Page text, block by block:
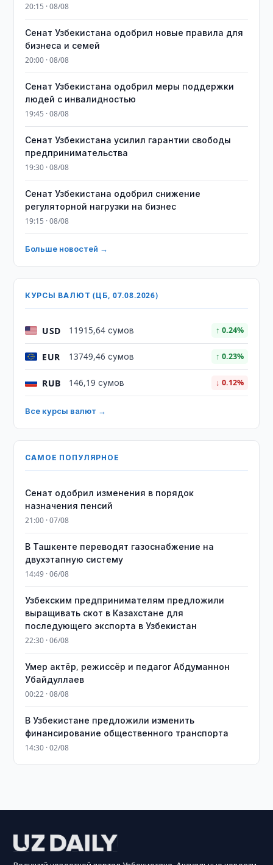
20:15 · 08/08
Сенат Узбекистана одобрил новые правила для
бизнеса и семей
20:00 · 08/08
Сенат Узбекистана одобрил меры поддержки
людей с инвалидностью
19:45 · 08/08
Сенат Узбекистана усилил гарантии свободы
предпринимательства
19:30 · 08/08
Сенат Узбекистана одобрил снижение
регуляторной нагрузки на бизнес
19:15 · 08/08
Больше новостей →
КУРСЫ ВАЛЮТ (ЦБ, 07.08.2026)
USD 11915,64 сумов ↑ 0.24%
EUR 13749,46 сумов ↑ 0.23%
RUB 146,19 сумов ↓ 0.12%
Все курсы валют →
САМОЕ ПОПУЛЯРНОЕ
Сенат одобрил изменения в порядок
назначения пенсий
21:00 · 07/08
В Ташкенте переводят газоснабжение на
двухэтапную систему
14:49 · 06/08
Узбекским предпринимателям предложили
выращивать скот в Казахстане для
последующего экспорта в Узбекистан
22:30 · 06/08
Умер актёр, режиссёр и педагог Абдуманнон
Убайдуллаев
00:22 · 08/08
В Узбекистане предложили изменить
финансирование общественного транспорта
14:30 · 02/08